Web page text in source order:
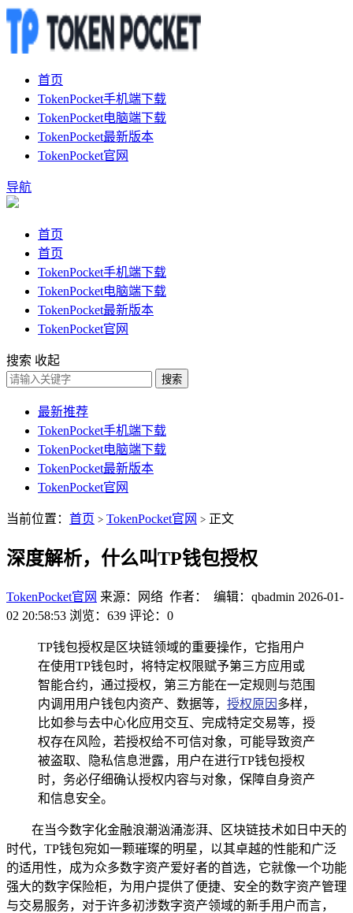
首页
TokenPocket手机端下载
TokenPocket电脑端下载
TokenPocket最新版本
TokenPocket官网
导航
首页
首页
TokenPocket手机端下载
TokenPocket电脑端下载
TokenPocket最新版本
TokenPocket官网
搜索 收起
搜索
最新推荐
TokenPocket手机端下载
TokenPocket电脑端下载
TokenPocket最新版本
TokenPocket官网
当前位置： 首页 > TokenPocket官网 > 正文
深度解析，什么叫TP钱包授权
TokenPocket官网 来源：网络 作者： 编辑：qbadmin 2026-01-
02 20:58:53 浏览：639 评论：0
TP钱包授权是区块链领域的重要操作，它指用户
在使用TP钱包时，将特定权限赋予第三方应用或
智能合约，通过授权，第三方能在一定规则与范围
内调用用户钱包内资产、数据等， 授权原因 多样，
比如参与去中心化应用交互、完成特定交易等，授
权存在风险，若授权给不可信对象，可能导致资产
被盗取、隐私信息泄露，用户在进行TP钱包授权
时，务必仔细确认授权内容与对象，保障自身资产
和信息安全。
在当今数字化金融浪潮汹涌澎湃、区块链技术如日中天的
时代，TP钱包宛如一颗璀璨的明星，以其卓越的性能和广泛
的适用性，成为众多数字资产爱好者的首选，它就像一个功能
强大的数字保险柜，为用户提供了便捷、安全的数字资产管理
与交易服务，对于许多初涉数字资产领域的新手用户而言，